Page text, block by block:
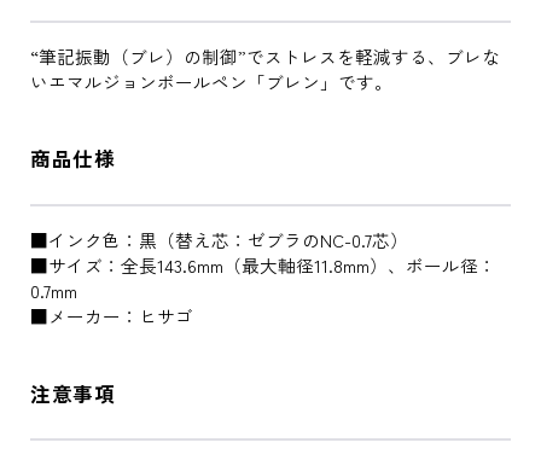
“筆記振動（ブレ）の制御”でストレスを軽減する、ブレな
いエマルジョンボールペン「ブレン」です。
商品仕様
■インク色：黒（替え芯：ゼブラのNC-0.7芯）
■サイズ：全長143.6mm（最大軸径11.8mm）、ボール径：
0.7mm
■メーカー：ヒサゴ
注意事項